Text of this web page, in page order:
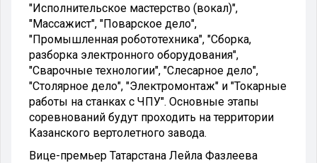
"Исполнительское мастерство (вокал)",
"Массажист", "Поварское дело",
"Промышленная робототехника", "Сборка,
разборка электронного оборудования",
"Сварочные технологии", "Слесарное дело",
"Столярное дело", "Электромонтаж" и "Токарные
работы на станках с ЧПУ". Основные этапы
соревнований будут проходить на территории
Казанского вертолетного завода.
Вице-премьер Татарстана Лейла Фазлеева